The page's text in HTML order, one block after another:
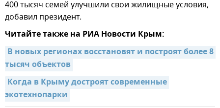
400 тысяч семей улучшили свои жилищные условия,
добавил президент.
Читайте также на РИА Новости Крым:
В новых регионах восстановят и построят более 8
тысяч объектов
Когда в Крыму достроят современные
экотехнопарки